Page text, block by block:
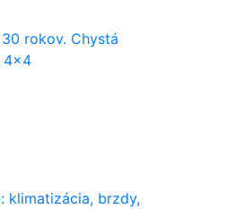
rokov. Chystá
4×4
klimatizácia, brzdy,